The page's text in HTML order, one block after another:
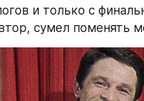
и только с
сумел поменять